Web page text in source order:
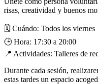
risas, creatividad y buenos
🗓 Cuándo: Todos los viernes
🕒 Hora: 17:30 a 20:00
📍 Actividades: Talleres de
Durante cada sesión,
estas tardes un espacio